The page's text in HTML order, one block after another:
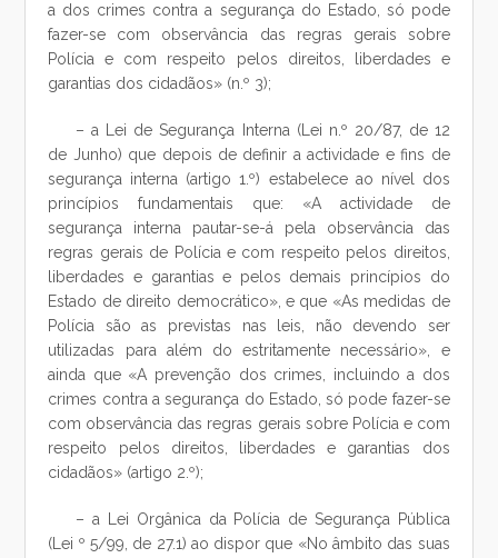
a dos crimes contra a segurança do Estado, só pode
fazer-se com observância das regras gerais sobre
Polícia e com respeito pelos direitos, liberdades e
garantias dos cidadãos» (n.º 3);
– a Lei de Segurança Interna (Lei n.º 20/87, de 12
de Junho) que depois de definir a actividade e fins de
segurança interna (artigo 1.º) estabelece ao nível dos
princípios fundamentais que: «A actividade de
segurança interna pautar-se-á pela observância das
regras gerais de Polícia e com respeito pelos direitos,
liberdades e garantias e pelos demais princípios do
Estado de direito democrático», e que «As medidas de
Polícia são as previstas nas leis, não devendo ser
utilizadas para além do estritamente necessário», e
ainda que «A prevenção dos crimes, incluindo a dos
crimes contra a segurança do Estado, só pode fazer-se
com observância das regras gerais sobre Polícia e com
respeito pelos direitos, liberdades e garantias dos
cidadãos» (artigo 2.º);
– a Lei Orgânica da Polícia de Segurança Pública
(Lei º 5/99, de 27.1) ao dispor que «No âmbito das suas